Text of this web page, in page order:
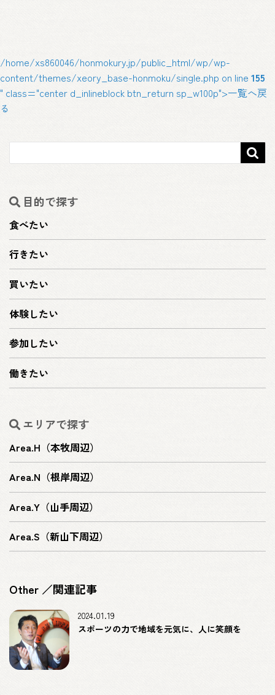
/home/xs860046/honmokury.jp/public_html/wp/wp-
content/themes/xeory_base-honmoku/single.php on line 155
" class="center d_inlineblock btn_return sp_w100p">一覧へ戻
る

目的で探す
食べたい
行きたい
買いたい
体験したい
参加したい
働きたい
エリアで探す
Area.H（本牧周辺）
Area.N（根岸周辺）
Area.Y（山手周辺）
Area.S（新山下周辺）
Other ／関連記事
スポーツの力で地域を元気に、人に笑顔を
2024.01.19